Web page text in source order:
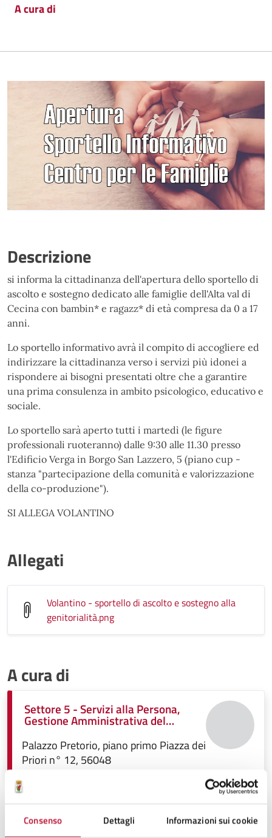
Consenso Dettagli Informazioni sui cookie
A cura di
Descrizione
si informa la cittadinanza dell'apertura dello sportello di
ascolto e sostegno dedicato alle famiglie dell'Alta val di
Cecina con bambin* e ragazz* di età compresa da 0 a 17
anni.
Lo sportello informativo avrà il compito di accogliere ed
indirizzare la cittadinanza verso i servizi più idonei a
rispondere ai bisogni presentati oltre che a garantire
una prima consulenza in ambito psicologico, educativo e
sociale.
Lo sportello sarà aperto tutti i martedì (le figure
professionali ruoteranno) dalle 9:30 alle 11.30 presso
l'Edificio Verga in Borgo San Lazzero, 5 (piano cup -
stanza "partecipazione della comunità e valorizzazione
della co-produzione").
SI ALLEGA VOLANTINO
Allegati
Volantino - sportello di ascolto e sostegno alla
genitorialità.png
A cura di
Settore 5 - Servizi alla Persona,
Gestione Amministrativa del
Istruzione Pubblica, politiche
Sociali, Sport
Palazzo Pretorio, piano primo Piazza dei
Priori n° 12, 56048